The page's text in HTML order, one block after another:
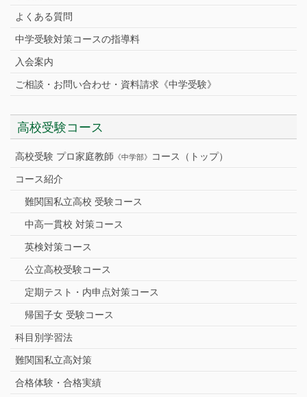
よくある質問
中学受験対策コースの指導料
入会案内
ご相談・お問い合わせ・資料請求《中学受験》
高校受験コース
高校受験 プロ家庭教師 《中学部》 コース（トップ）
コース紹介
難関国私立高校 受験コース
中高一貫校 対策コース
英検対策コース
公立高校受験コース
定期テスト・内申点対策コース
帰国子女 受験コース
科目別学習法
難関国私立高対策
合格体験・合格実績